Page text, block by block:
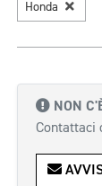
Honda
NON
Contattaci